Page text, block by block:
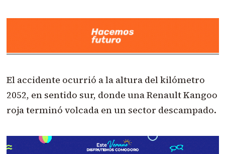
El accidente ocurrió a la altura del kilómetro
2052, en sentido sur, donde una Renault Kangoo
roja terminó volcada en un sector descampado.